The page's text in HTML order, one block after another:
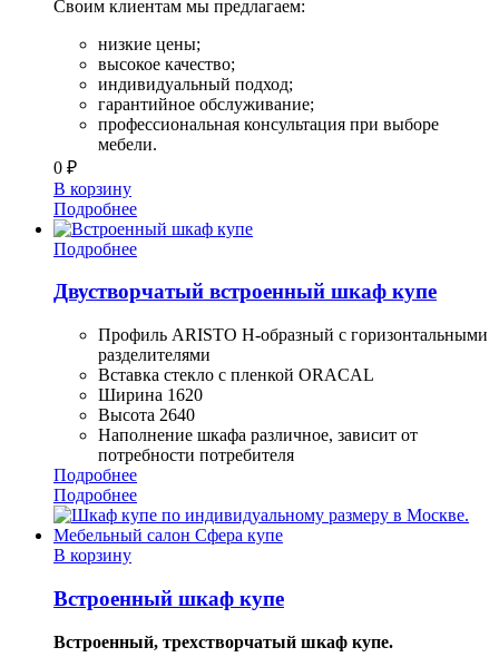
Своим клиентам мы предлагаем:
низкие цены;
высокое качество;
индивидуальный подход;
гарантийное обслуживание;
профессиональная консультация при выборе
мебели.
0 ₽
В корзину
Подробнее
Подробнее
Двустворчатый встроенный шкаф купе
Профиль ARISTO H-образный с горизонтальными
разделителями
Вставка стекло с пленкой ORACAL
Ширина 1620
Высота 2640
Наполнение шкафа различное, зависит от
потребности потребителя
Подробнее
Подробнее
В корзину
Встроенный шкаф купе
Встроенный, трехстворчатый шкаф купе.